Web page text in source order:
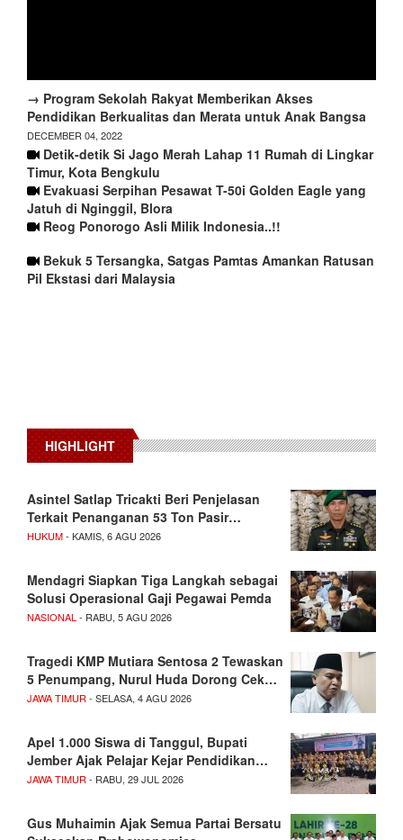
→ Program Sekolah Rakyat Memberikan Akses
Pendidikan Berkualitas dan Merata untuk Anak Bangsa
DECEMBER 04, 2022
Detik-detik Si Jago Merah Lahap 11 Rumah di Lingkar
Timur, Kota Bengkulu
Evakuasi Serpihan Pesawat T-50i Golden Eagle yang
Jatuh di Nginggil, Blora
Reog Ponorogo Asli Milik Indonesia..!!
Bekuk 5 Tersangka, Satgas Pamtas Amankan Ratusan
Pil Ekstasi dari Malaysia
HIGHLIGHT
Asintel Satlap Tricakti Beri Penjelasan
Terkait Penanganan 53 Ton Pasir…
HUKUM- KAMIS, 6 AGU 2026
Mendagri Siapkan Tiga Langkah sebagai
Solusi Operasional Gaji Pegawai Pemda
NASIONAL - RABU, 5 AGU 2026
Tragedi KMP Mutiara Sentosa 2 Tewaskan
5 Penumpang, Nurul Huda Dorong Cek…
JAWA TIMUR - SELASA, 4 AGU 2026
Apel 1.000 Siswa di Tanggul, Bupati
Jember Ajak Pelajar Kejar Pendidikan…
JAWA TIMUR - RABU, 29 JUL 2026
Gus Muhaimin Ajak Semua Partai Bersatu